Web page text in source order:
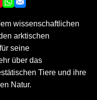
wissenschaftlichen
arktischen
seine
über das
Tiere und ihre
Natur.